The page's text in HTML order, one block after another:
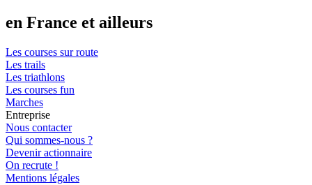
en France et ailleurs
Les courses sur route
Les trails
Les triathlons
Les courses fun
Marches
Entreprise
Nous contacter
Qui sommes-nous ?
Devenir actionnaire
On recrute !
Mentions légales